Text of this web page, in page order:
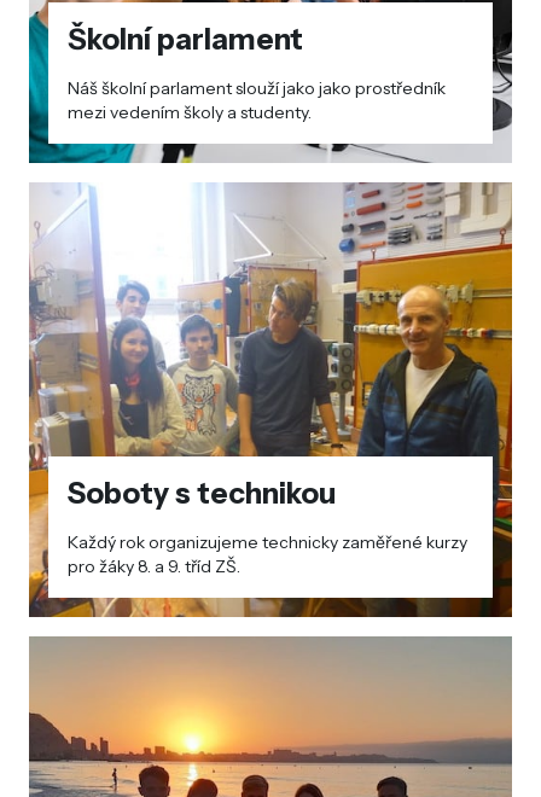
Školní parlament
Náš školní parlament slouží jako jako prostředník
mezi vedením školy a studenty.
Soboty s technikou
Každý rok organizujeme technicky zaměřené kurzy
pro žáky 8. a 9. tříd ZŠ.